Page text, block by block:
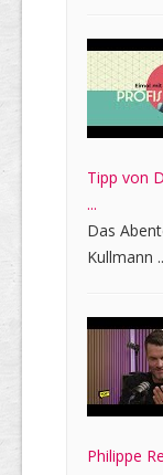
Tipp von
...
Das
Kullmann
Philippe